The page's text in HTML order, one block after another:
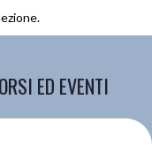
ED EVENTI